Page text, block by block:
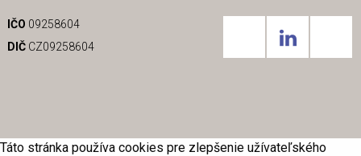
IČO 09258604
DIČCZ09258604
Táto stránka používa cookies pre zlepšenie užívateľského